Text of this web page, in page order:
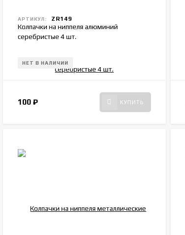
АРТИКУЛ: ZR149
Колпачки на ниппеля алюминий
серебристые 4 шт.
НЕТ В НАЛИЧИИ
100₽ КУПИТЬ